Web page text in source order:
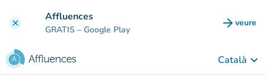
clear Affluences
GRATIS – Google Play arrow_forward veure
(new
Català keyboard_arrow_down